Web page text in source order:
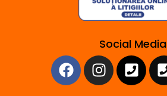
Social Media